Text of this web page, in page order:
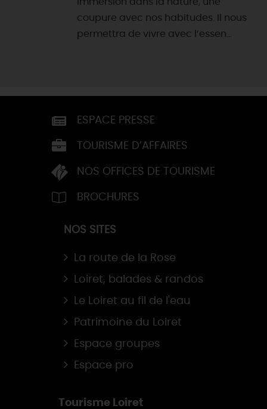
coupure avec nos habitudes. Il nous
permettra de vivre avec l’essen...
ESPACE PRESSE
TOURISME D’AFFAIRES
NOS OFFICES DE TOURISME
BROCHURES
NOS SITES
La route de la Rose
Loiret, balades & randos
Le Loiret au fil de l'eau
Patrimoine du Loiret
Espace groupes
Espace pro
Tourisme Loiret